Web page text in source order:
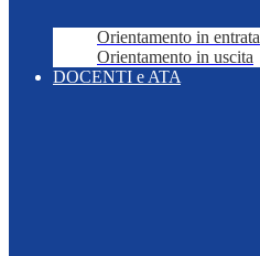
Orientamento in entrata
Orientamento in uscita
DOCENTI e ATA